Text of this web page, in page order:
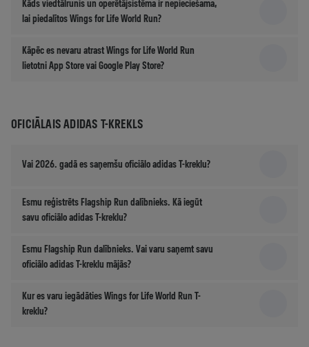
Kāds viedtālrunis un operētājsistēma ir nepieciešama,
lai piedalītos Wings for Life World Run?
Kāpēc es nevaru atrast Wings for Life World Run
lietotni App Store vai Google Play Store?
OFICIĀLAIS ADIDAS T-KREKLS
Vai 2026. gadā es saņemšu oficiālo adidas T-kreklu?
Esmu reģistrēts Flagship Run dalībnieks. Kā iegūt
savu oficiālo adidas T-kreklu?
Esmu Flagship Run dalībnieks. Vai varu saņemt savu
oficiālo adidas T-kreklu mājās?
Kur es varu iegādāties Wings for Life World Run T-
kreklu?